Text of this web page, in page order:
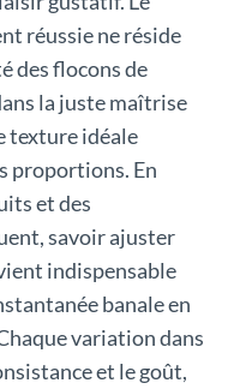
réussie ne réside
des flocons de
la juste maîtrise
texture idéale
proportions. En
et des
savoir ajuster
indispensable
banale en
variation dans
et le goût,